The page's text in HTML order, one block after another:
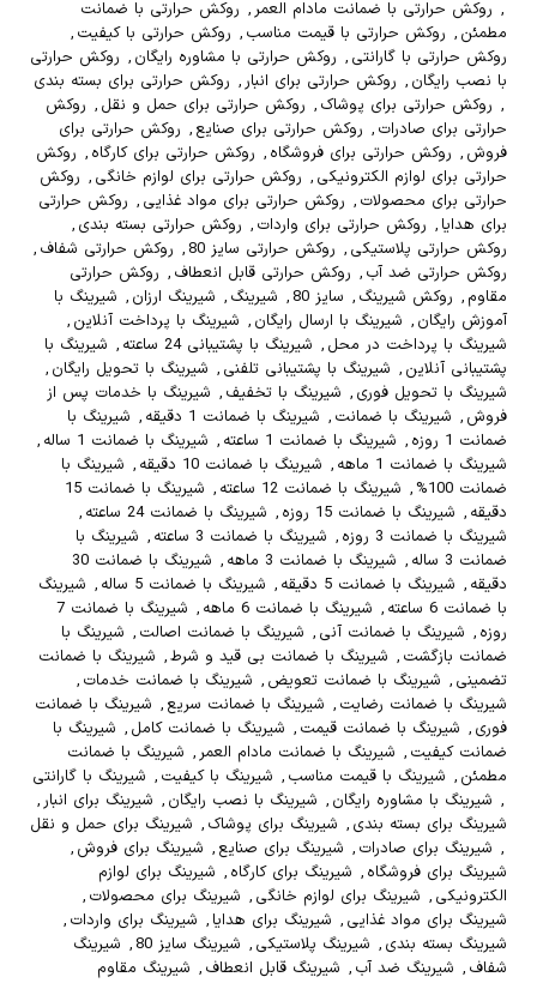
, روکش حرارتی با ضمانت مادام العمر, روکش حرارتی با ضمانت
مطمئن , روکش حرارتی با قیمت مناسب , روکش حرارتی با کیفیت ,
روکش حرارتی با گارانتی , روکش حرارتی با مشاوره رایگان , روکش حرارتی
با نصب رایگان , روکش حرارتی برای انبار, روکش حرارتی برای بسته بندی
, روکش حرارتی برای پوشاک , روکش حرارتی برای حمل و نقل , روکش
حرارتی برای صادرات , روکش حرارتی برای صنایع , روکش حرارتی برای
فروش , روکش حرارتی برای فروشگاه , روکش حرارتی برای کارگاه , روکش
حرارتی برای لوازم الکترونیکی , روکش حرارتی برای لوازم خانگی , روکش
حرارتی برای محصولات , روکش حرارتی برای مواد غذایی , روکش حرارتی
برای هدایا , روکش حرارتی برای واردات , روکش حرارتی بسته بندی ,
روکش حرارتی پلاستیکی , روکش حرارتی سایز 80 , روکش حرارتی شفاف ,
روکش حرارتی ضد آب , روکش حرارتی قابل انعطاف , روکش حرارتی
مقاوم , روکش شیرینگ , سایز 80 , شیرینگ , شیرینگ ارزان , شیرینگ با
آموزش رایگان , شیرینگ با ارسال رایگان , شیرینگ با پرداخت آنلاین ,
شیرینگ با پرداخت در محل , شیرینگ با پشتیبانی 24 ساعته , شیرینگ با
پشتیبانی آنلاین , شیرینگ با پشتیبانی تلفنی , شیرینگ با تحویل رایگان ,
شیرینگ با تحویل فوری , شیرینگ با تخفیف , شیرینگ با خدمات پس از
فروش , شیرینگ با ضمانت , شیرینگ با ضمانت 1 دقیقه , شیرینگ با
ضمانت 1 روزه
, شیرینگ با ضمانت 1 ساعته , شیرینگ با ضمانت 1 ساله
,
شیرینگ با ضمانت 1 ماهه
, شیرینگ با ضمانت 10 دقیقه , شیرینگ با
ضمانت 100%
, شیرینگ با ضمانت 12 ساعته ,
شیرینگ با ضمانت 15
دقیقه , شیرینگ با ضمانت 15 روزه , شیرینگ با ضمانت 24 ساعته
,
شیرینگ با ضمانت 3 روزه
, شیرینگ با ضمانت 3 ساعته , شیرینگ با
ضمانت 3 ساله
, شیرینگ با ضمانت 3 ماهه ,
شیرینگ با ضمانت 30
دقیقه , شیرینگ با ضمانت 5 دقیقه , شیرینگ با ضمانت 5 ساله , شیرینگ
با ضمانت 6 ساعته
, شیرینگ با ضمانت 6 ماهه ,
شیرینگ با ضمانت 7
روزه , شیرینگ با ضمانت آنی , شیرینگ با ضمانت اصالت , شیرینگ با
ضمانت بازگشت , شیرینگ با ضمانت بی قید و شرط, شیرینگ با ضمانت
تضمینی , شیرینگ با ضمانت تعویض , شیرینگ با ضمانت خدمات ,
شیرینگ با ضمانت رضایت , شیرینگ با ضمانت سریع , شیرینگ با ضمانت
فوری , شیرینگ با ضمانت قیمت , شیرینگ با ضمانت کامل , شیرینگ با
ضمانت کیفیت , شیرینگ با ضمانت مادام العمر, شیرینگ با ضمانت
مطمئن , شیرینگ با قیمت مناسب , شیرینگ با کیفیت , شیرینگ با گارانتی
, شیرینگ با مشاوره رایگان , شیرینگ با نصب رایگان , شیرینگ برای انبار,
شیرینگ برای بسته بندی , شیرینگ برای پوشاک , شیرینگ برای حمل و نقل
, شیرینگ برای صادرات , شیرینگ برای صنایع , شیرینگ برای فروش ,
شیرینگ برای فروشگاه , شیرینگ برای کارگاه , شیرینگ برای لوازم
الکترونیکی , شیرینگ برای لوازم خانگی , شیرینگ برای محصولات ,
شیرینگ برای مواد غذایی , شیرینگ برای هدایا , شیرینگ برای واردات ,
شیرینگ بسته بندی , شیرینگ پلاستیکی , شیرینگ سایز 80 , شیرینگ
شفاف , شیرینگ ضد آب , شیرینگ قابل انعطاف , شیرینگ مقاوم